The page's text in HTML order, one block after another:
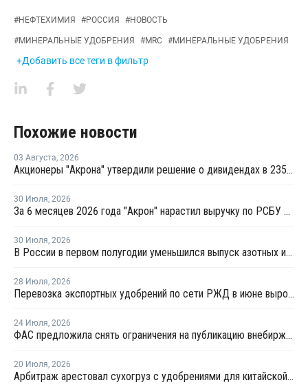
#НЕФТЕХИМИЯ #РОССИЯ #НОВОСТЬ
#МИНЕРАЛЬНЫЕ УДОБРЕНИЯ #MRC #МИНЕРАЛЬНЫЕ УДОБРЕНИЯ
+Добавить все теги в фильтр
Похожие новости
03 Августа, 2026
Акционеры "Акрона" утвердили решение о дивидендах в 235 рублей на акцию
30 Июля, 2026
За 6 месяцев 2026 года "Акрон" нарастил выручку по РСБУ на 1,3%
30 Июля, 2026
В России в первом полугодии уменьшился выпуск азотных и фосфорных удобрений
28 Июля, 2026
Перевозка экспортных удобрений по сети РЖД в июне выросла на 11,2%
24 Июля, 2026
ФАС предложила снять ограничения на публикацию внебиржевых индексов на удобрения
20 Июля, 2026
Арбитраж арестовал сухогруз с удобрениями для китайской компании